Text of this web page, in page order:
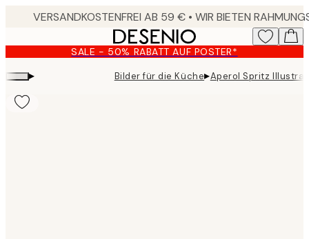
content.
SALE - 50% RABATT AUF POSTER*
▸ Bilder für die Küche▸Aperol Spritz